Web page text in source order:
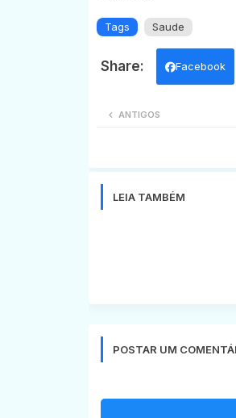
Tags Saude
Facebook
ANTIGOS
LEIA TAMBÉM
POSTAR UM